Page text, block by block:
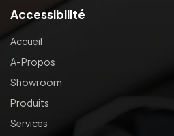
Accessibilité
Accueil
A-Propos
Showroom
Produits
Services